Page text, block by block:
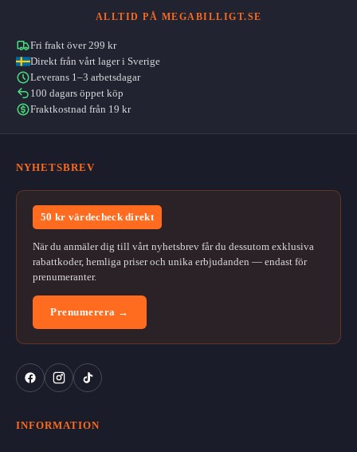
ALLTID PÅ MEGABILLIGT.SE
Fri frakt över 299 kr
Direkt från vårt lager i Sverige
Leverans 1–3 arbetsdagar
100 dagars öppet köp
Fraktkostnad från 19 kr
NYHETSBREV
50 kr värdecheck direkt
När du anmäler dig till vårt nyhetsbrev får du dessutom exklusiva
rabattkoder, hemliga priser och unika erbjudanden — endast för
prenumeranter.
Prenumerera →
INFORMATION